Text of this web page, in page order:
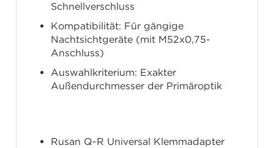
Schnellverschluss
Kompatibilität: Für gängige
Nachtsichtgeräte (mit M52x0,75-
Anschluss)
Auswahlkriterium: Exakter
Außendurchmesser der Primäroptik
Rusan Q-R Universal Klemmadapter